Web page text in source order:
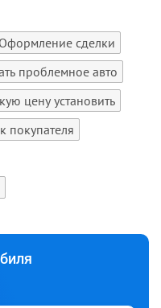
сделки
проблемное авто
цену установить
покупателя